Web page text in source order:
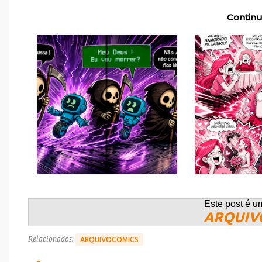
Este post é
Relacionados: ARQUIVOCOMICS